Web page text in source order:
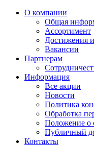
О компании
Общая
Ассортимент
Достижения
Вакансии
Партнерам
Информация
Все акции
Новости
Политика
Обработка
Положение о
Публичный
Контакты